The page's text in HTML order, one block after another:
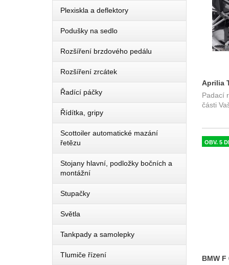
Aprilia
SW-
Padací
části
OBV. 5
BMW F
Plexiskla a deflektory
Podušky na sedlo
Rozšíření brzdového pedálu
Rozšíření zrcátek
Řadící páčky
Řídítka, gripy
Scottoiler automatické mazání
řetězu
Stojany hlavní, podložky bočních a
montážní
Stupačky
Světla
Tankpady a samolepky
Tlumiče řízení